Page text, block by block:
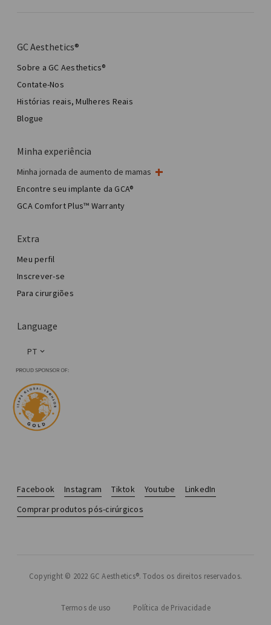
GC Aesthetics®
Sobre a GC Aesthetics®
Contate-Nos
Histórias reais, Mulheres Reais
Blogue
Minha experiência
Minha jornada de aumento de mamas
Minha cirurgia de mama
Cirurgia estética de mama
Total Breast Reconstruction™
Encontre seu implante da GCA®
GCA Comfort Plus™ Warranty
Extra
Meu perfil
Inscrever-se
Para cirurgiões
Language
PT
Facebook Instagram Tiktok Youtube
LinkedIn
Comprar produtos pós-cirúrgicos
Copyright © 2022 GC Aesthetics®. Todos os direitos reservados.
Termos de uso Política de Privacidade